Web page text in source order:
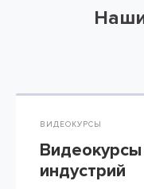
ВИДЕОКУРСЫ
индустрий